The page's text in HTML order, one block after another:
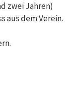
zwei Jahren)
aus dem Verein.